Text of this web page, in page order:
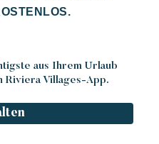
aus Ihrem Urlaub
Riviera Villages-App.